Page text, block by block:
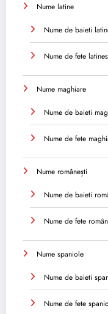
Nume latine
Nume de baieti
Nume de fete
Nume maghiare
Nume de baieti
Nume de fete
Nume românești
Nume de baieti
Nume de fete
Nume spaniole
Nume de baieti
Nume de fete